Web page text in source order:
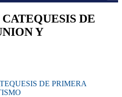
DE
Y
DE PRIMERA